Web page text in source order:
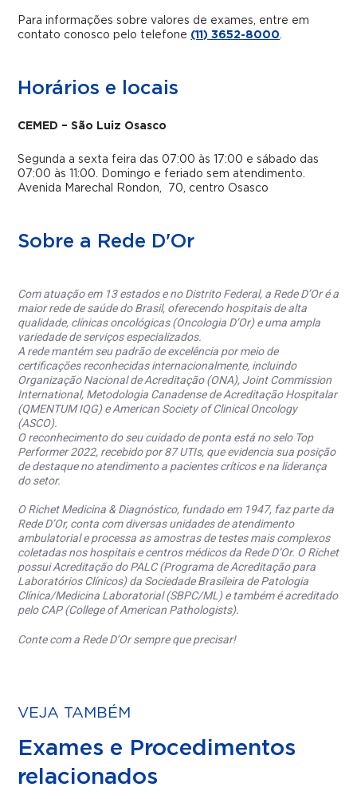
Para informações sobre valores de exames, entre em
contato conosco pelo telefone (11) 3652-8000.
Horários e locais
CEMED – São Luiz Osasco
Segunda a sexta feira das 07:00 às 17:00 e sábado das
07:00 às 11:00. Domingo e feriado sem atendimento.
Avenida Marechal Rondon, 70, centro Osasco
Sobre a Rede D'Or
Com atuação em 13 estados e no Distrito Federal, a Rede D’Or é a
maior rede de saúde do Brasil, oferecendo hospitais de alta
qualidade, clínicas oncológicas (Oncologia D’Or) e uma ampla
variedade de serviços especializados.
A rede mantém seu padrão de excelência por meio de
certificações reconhecidas internacionalmente, incluindo
Organização Nacional de Acreditação (ONA), Joint Commission
International, Metodologia Canadense de Acreditação Hospitalar
(QMENTUM IQG) e American Society of Clinical Oncology
(ASCO).
O reconhecimento do seu cuidado de ponta está no selo Top
Performer 2022, recebido por 87 UTIs, que evidencia sua posição
de destaque no atendimento a pacientes críticos e na liderança
do setor.
O Richet Medicina & Diagnóstico, fundado em 1947, faz parte da
Rede D’Or, conta com diversas unidades de atendimento
ambulatorial e processa as amostras de testes mais complexos
coletadas nos hospitais e centros médicos da Rede D’Or. O Richet
possui Acreditação do PALC (Programa de Acreditação para
Laboratórios Clínicos) da Sociedade Brasileira de Patologia
Clínica/Medicina Laboratorial (SBPC/ML) e também é acreditado
pelo CAP (College of American Pathologists).
Conte com a Rede D’Or sempre que precisar!
VEJA TAMBÉM
Exames e Procedimentos
relacionados